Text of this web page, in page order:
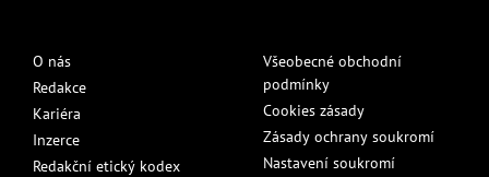
O nás
Redakce
Kariéra
Inzerce
Redakční etický kodex
Všeobecné obchodní
podmínky
Cookies zásady
Zásady ochrany soukromí
Nastavení soukromí